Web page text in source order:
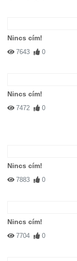
Nincs cím!
7643 0
Nincs cím!
7472 0
Nincs cím!
7883 0
Nincs cím!
7704 0